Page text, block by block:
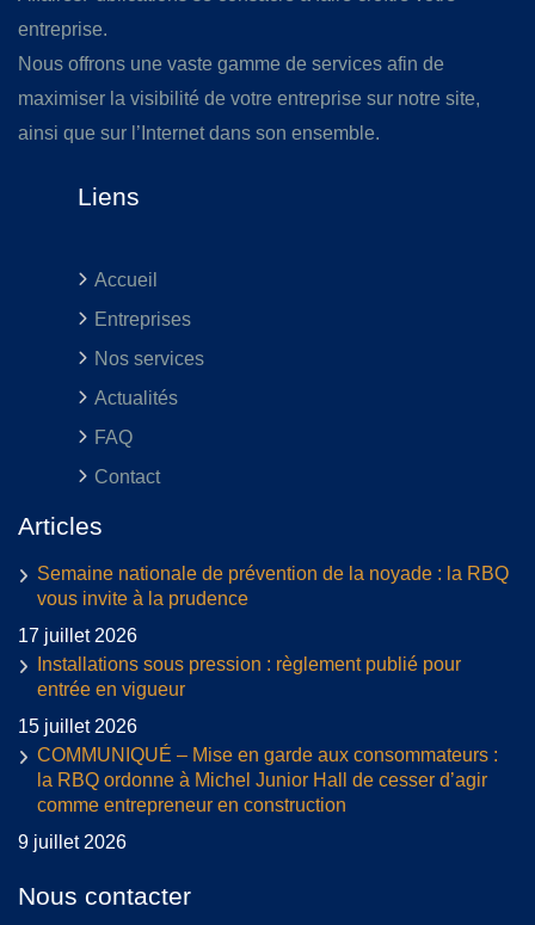
entreprise.
Nous offrons une vaste gamme de services afin de
maximiser la visibilité de votre entreprise sur notre site,
ainsi que sur l’Internet dans son ensemble.
Liens
Accueil
Entreprises
Nos services
Actualités
FAQ
Contact
Articles
Semaine nationale de prévention de la noyade : la RBQ
vous invite à la prudence
17 juillet 2026
Installations sous pression : règlement publié pour
entrée en vigueur
15 juillet 2026
COMMUNIQUÉ – Mise en garde aux consommateurs :
la RBQ ordonne à Michel Junior Hall de cesser d’agir
comme entrepreneur en construction
9 juillet 2026
Nous contacter